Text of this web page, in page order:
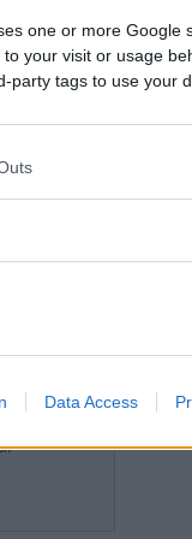
one or more Google
your visit or usage
party tags to use your
Data Access
;) ..
Vill